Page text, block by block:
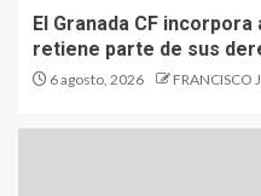
El Granada CF
retiene parte de sus
6 agosto, 2026 FRANCISCO